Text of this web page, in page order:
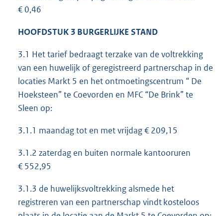
€ 0,46
HOOFDSTUK 3 BURGERLIJKE STAND
3.1 Het tarief bedraagt terzake van de voltrekking
van een huwelijk of geregistreerd partnerschap in de
locaties Markt 5 en het ontmoetingscentrum “ De
Hoeksteen” te Coevorden en MFC “De Brink” te
Sleen op:
3.1.1 maandag tot en met vrijdag € 209,15
3.1.2 zaterdag en buiten normale kantooruren
€ 552,95
3.1.3 de huwelijksvoltrekking alsmede het
registreren van een partnerschap vindt kosteloos